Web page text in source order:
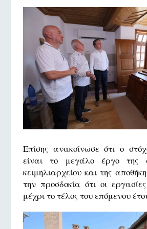
Επίσης ανακοίνωσε ότι ο
είναι το μεγάλο έργο της
κειμηλιαρχείου και της
την προσδοκία ότι οι
μέχρι το τέλος του επόμενου